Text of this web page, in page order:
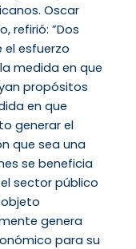
Oscar
refirió: ”Dos
esfuerzo
medida en que
propósitos
en que
generar el
que sea una
se beneficia
sector público
genera
para su